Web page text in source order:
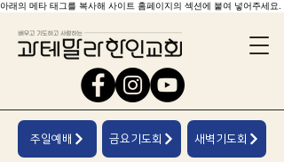
아래의 메타 태그를 복사해 사이트 홈페이지의 섹션에 붙여 넣어주세요.
주일예배 금요기도회 새벽기도회